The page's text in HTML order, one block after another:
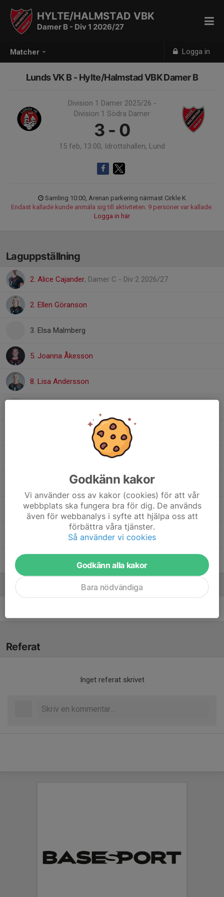
Matcher Logga in
HYLTE/HALMSTAD VBK
Damer B - Div 1 2026/27
Lunds VK B - Hylte/Halmstad VBK Damer B
Division 1 Damer 2025/26 -
Division 1 Södra Damer
3 - 0
15 feb, 13:00, Idrottshallen, Lund
Samling 10:00, Arenan parkering närmast Cirkle K
Endast kallade kunde anmäla sig till aktiviteten. 9 personer var kallade.
Logga in här
Laguppställning
2. Alice Cajander, Damer C - Div 2 2026/27
2. Ellen Göranson
3. Elsa Malmberg
5. Joanna Åkesson
8. Lisa Andersson
17. Emma Lindberg
18. Marie-Sophie Wolf
Inez Aspbäck Thell, Extra träning Flickor U16-18
, Extra träning Flickor U16-18
Referat
Inget referat skrivet
Godkänn kakor
Vi använder oss av kakor (cookies) för att vår
webbplats ska fungera bra för dig. De används
även för webbanalys i syfte att hjälpa oss att
förbättra våra tjänster.
Så använder vi cookies
Godkänn alla kakor
Bara nödvändiga